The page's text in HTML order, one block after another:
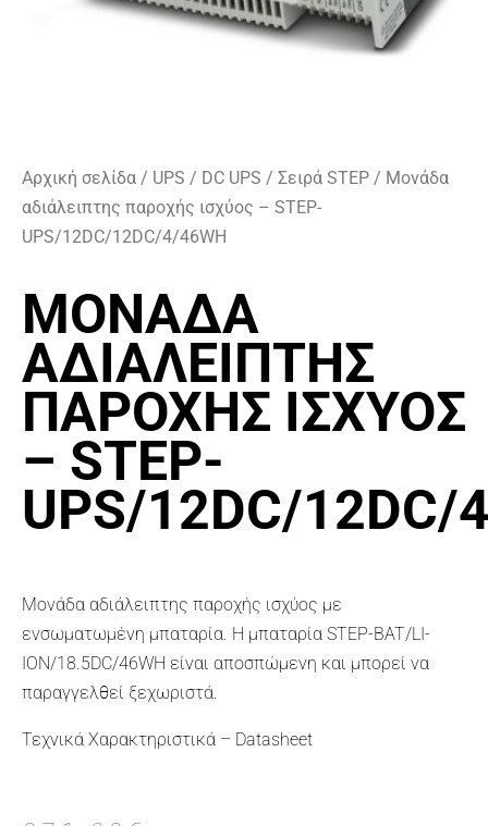
Αρχική σελίδα / UPS / DC UPS / Σειρά STEP / Μονάδα
αδιάλειπτης παροχής ισχύος – STEP-
UPS/12DC/12DC/4/46WH
ΜΟΝΆΔΑ
ΑΔΙΆΛΕΙΠΤΗΣ
ΠΑΡΟΧΉΣ ΙΣΧΎΟΣ
– STEP-
UPS/12DC/12DC/
Μονάδα αδιάλειπτης παροχής ισχύος με
ενσωματωμένη μπαταρία. Η μπαταρία STEP-BAT/LI-
ION/18.5DC/46WH είναι αποσπώμενη και μπορεί να
παραγγελθεί ξεχωριστά.
Τεχνικά Χαρακτηριστικά – Datasheet